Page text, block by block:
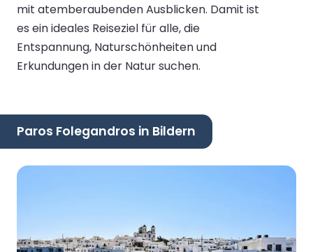
mit atemberaubenden Ausblicken. Damit ist
es ein ideales Reiseziel für alle, die
Entspannung, Naturschönheiten und
Erkundungen in der Natur suchen.
Paros Folegandros in Bildern